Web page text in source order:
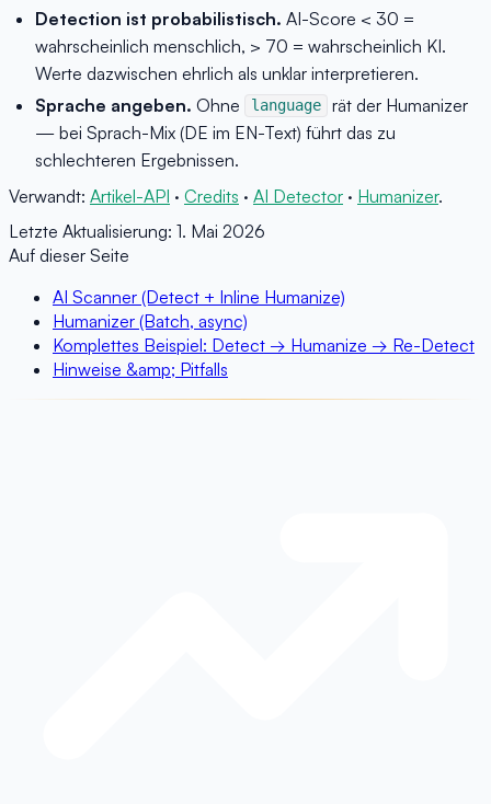
Detection ist probabilistisch. AI-Score < 30 =
wahrscheinlich menschlich, > 70 = wahrscheinlich KI.
Werte dazwischen ehrlich als unklar interpretieren.
Sprache angeben. Ohne language
rät der Humanizer
— bei Sprach-Mix (DE im EN-Text) führt das zu
schlechteren Ergebnissen.
Verwandt: Artikel-API · Credits · AI Detector · Humanizer.
Letzte Aktualisierung: 1. Mai 2026
Auf dieser Seite
AI Scanner (Detect + Inline Humanize)
Humanizer (Batch, async)
Komplettes Beispiel: Detect → Humanize → Re-Detect
Hinweise &amp; Pitfalls